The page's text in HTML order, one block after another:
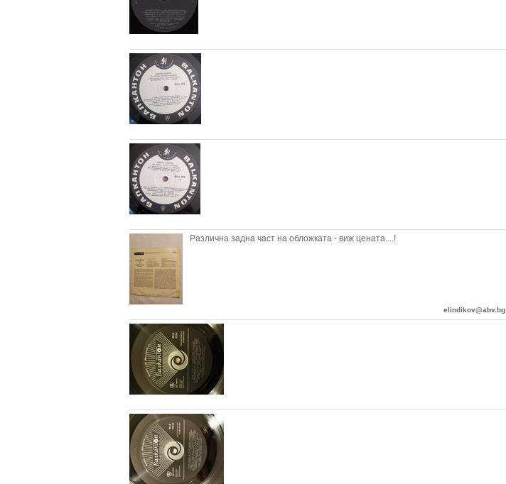
Различна задна част на обложката - виж цената....!
elindikov@abv.bg